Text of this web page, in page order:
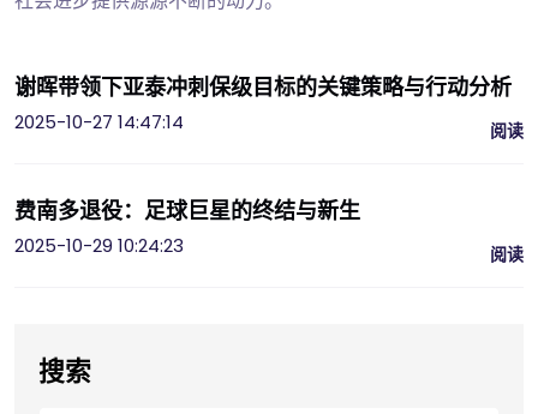
谢晖带领下亚泰冲刺保级目标的关键策略与行动分析
2025-10-27 14:47:14
阅读
费南多退役：足球巨星的终结与新生
2025-10-29 10:24:23
阅读
搜索